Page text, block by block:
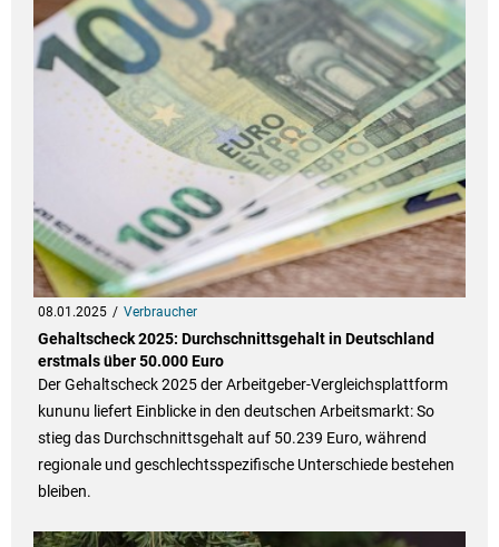
08.01.2025 Verbraucher
Gehaltscheck 2025: Durchschnittsgehalt in Deutschland
erstmals über 50.000 Euro
Der Gehaltscheck 2025 der Arbeitgeber-Vergleichsplattform
kununu liefert Einblicke in den deutschen Arbeitsmarkt: So
stieg das Durchschnittsgehalt auf 50.239 Euro, während
regionale und geschlechtsspezifische Unterschiede bestehen
bleiben.